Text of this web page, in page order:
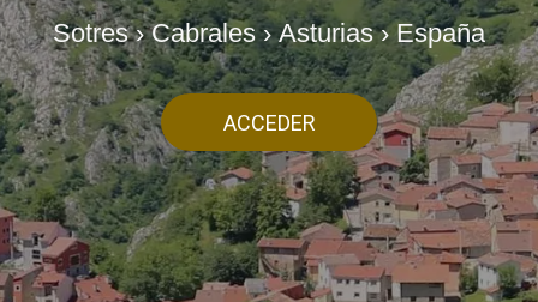
Sotres › Cabrales › Asturias › España
ACCEDER